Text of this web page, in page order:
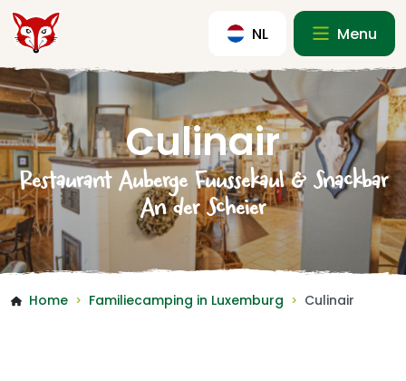
NL Menu
Culinair
Restaurant Auberge Fuussekaul & Snackbar
An der Scheier
Home > Familiecamping in Luxemburg > Culinair